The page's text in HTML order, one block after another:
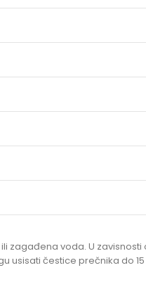
voda. U
usisati čestice prečnika do